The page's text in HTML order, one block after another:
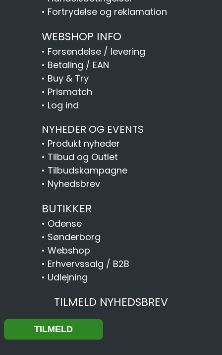
• Fortrydelse og reklamation
WEBSHOP INFO
• Forsendelse / levering
• Betaling / EAN
• Buy & Try
• Prismatch
• Log ind
NYHEDER OG EVENTS
• Produkt nyheder
• Tilbud og Outlet
• Tilbudskampagne
• Nyhedsbrev
BUTIKKER
• Odense
• Sønderborg
• Webshop
• Erhvervssalg / B2B
• Udlejning
TILMELD NYHEDSBREV